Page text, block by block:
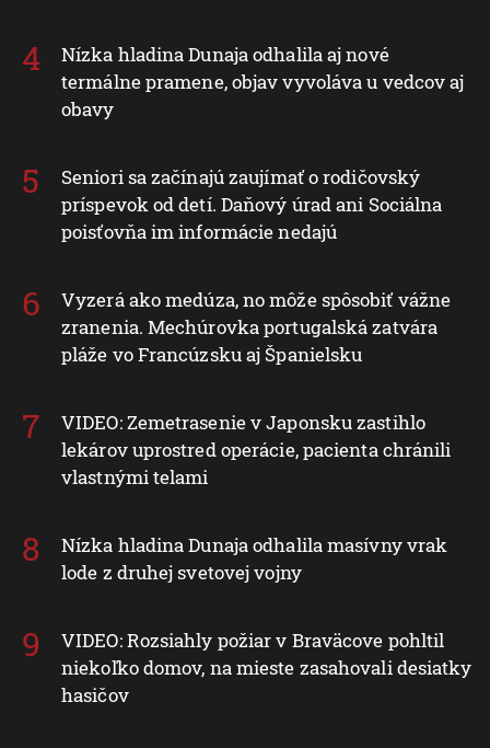
Nízka hladina Dunaja odhalila aj nové
termálne pramene, objav vyvoláva u vedcov aj
obavy
Seniori sa začínajú zaujímať o rodičovský
príspevok od detí. Daňový úrad ani Sociálna
poisťovňa im informácie nedajú
Vyzerá ako medúza, no môže spôsobiť vážne
zranenia. Mechúrovka portugalská zatvára
pláže vo Francúzsku aj Španielsku
VIDEO: Zemetrasenie v Japonsku zastihlo
lekárov uprostred operácie, pacienta chránili
vlastnými telami
Nízka hladina Dunaja odhalila masívny vrak
lode z druhej svetovej vojny
VIDEO: Rozsiahly požiar v Braväcove pohltil
niekoľko domov, na mieste zasahovali desiatky
hasičov